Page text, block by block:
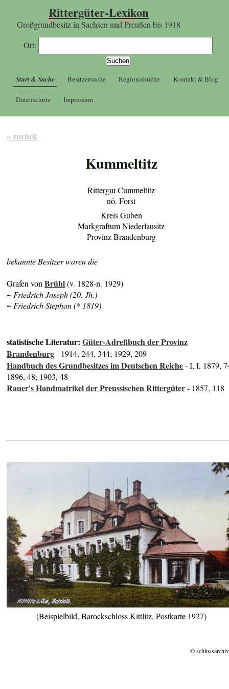
Rittergüter-Lexikon
Großgrundbesitz in Sachsen und Preußen bis 1918
Ort:
Start & Suche Besitzersuche Regionalsuche Kontakt & Blog
Datenschutz Impressum
« zurück
Kummeltitz
Rittergut Cummeltitz
nö. Forst
Kreis Guben
Markgraftum Niederlausitz
Provinz Brandenburg
bekannte Besitzer waren die
Grafen vonBrühl(v. 1828-n. 1929)
~ Friedrich Joseph (20. Jh.)
~ Friedrich Stephan (* 1819)
statistische Literatur:Güter-Adreßbuch der Provinz
Brandenburg- 1914, 244, 344; 1929, 209
Handbuch des Grundbesitzes im Deutschen Reiche- I, I, 1879,
1896, 48; 1903, 48
Rauer's Handmatrikel der Preussischen Rittergüter- 1857, 118
(Beispielbild, Barockschloss Kittlitz, Postkarte 1927)
©